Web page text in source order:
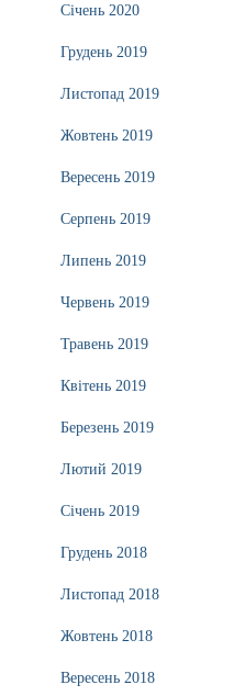
Січень 2020
Грудень 2019
Листопад 2019
Жовтень 2019
Вересень 2019
Серпень 2019
Липень 2019
Червень 2019
Травень 2019
Квітень 2019
Березень 2019
Лютий 2019
Січень 2019
Грудень 2018
Листопад 2018
Жовтень 2018
Вересень 2018